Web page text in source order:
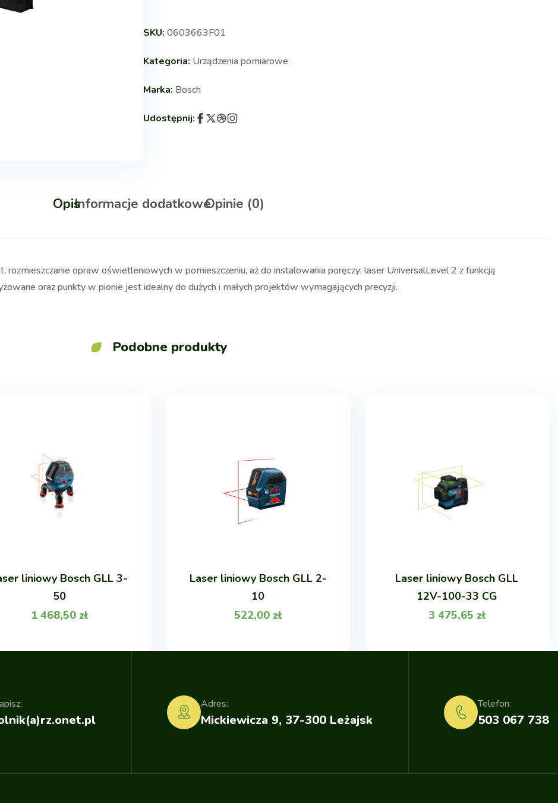
SKU: 0603663F01
Kategoria: Urządzenia pomiarowe
Marka: Bosch
Udostępnij:
OpisInformacje dodatkoweOpinie (0)
rozmieszczanie opraw oświetleniowych w pomieszczeniu, aż do instalowania poręczy: laser UniversalLevel 2 z funkcją
oraz punkty w pionie jest idealny do dużych i małych projektów wymagających precyzji.
Podobne produkty
liniowy Bosch GLL 3-
50
1 468,50 zł
Laser liniowy Bosch GLL 2-
10
522,00 zł
Laser liniowy Bosch GLL
12V-100-33 CG
3 475,65 zł
Mickiewicza 9, 37-300 Leżajsk
Adres:
503 067 738
Telefon: